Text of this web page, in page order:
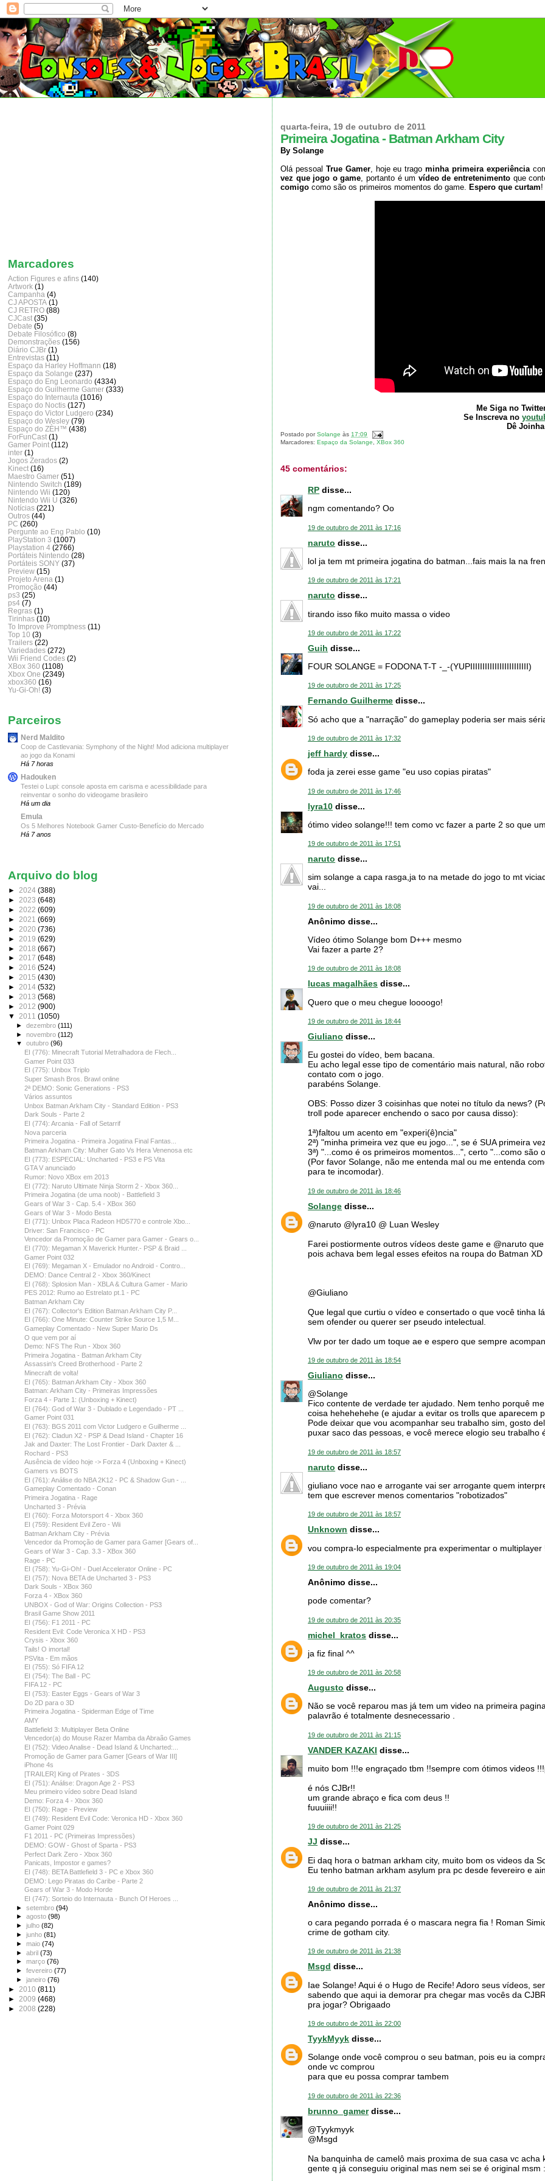
quarta-feira, 19 de outubro de 2011
Primeira Jogatina - Batman Arkham City
By Solange
Olá pessoal True Gamer, hoje eu tragominha primeira experiência
vez que jogo o game, portanto é um vídeo de entretenimento que
comigocomo são os primeiros momentos do game. Espero que curtam!
Me Siga no
Se Inscreva no
Dê
Postado porSolangeàs17:09
Marcadores:Espaço da Solange ,XBox 360
45 comentários:
RP disse...
ngm comentando? Oo
19 de outubro de 2011 às 17:16
naruto disse...
lol ja tem mt primeira jogatina do batman...fais mais la na
19 de outubro de 2011 às 17:21
naruto disse...
tirando isso fiko muito massa o video
19 de outubro de 2011 às 17:22
Guih disse...
FOUR SOLANGE = FODONA T-T -_-(YUPIIIIIIIIIIIIIIIIIIIIIIII)
19 de outubro de 2011 às 17:25
Fernando Guilherme disse...
Só acho que a "narração" do gameplay poderia ser mais
19 de outubro de 2011 às 17:32
jeff hardy disse...
foda ja zerei esse game "eu uso copias piratas"
19 de outubro de 2011 às 17:46
lyra10 disse...
ótimo video solange!!! tem como vc fazer a parte 2 so que
19 de outubro de 2011 às 17:51
naruto disse...
sim solange a capa rasga,ja to na metade do jogo to mt
vai...
19 de outubro de 2011 às 18:08
Anônimo disse...
Vídeo ótimo Solange bom D+++ mesmo
Vai fazer a parte 2?
19 de outubro de 2011 às 18:08
lucas magalhães disse...
Quero que o meu chegue loooogo!
19 de outubro de 2011 às 18:44
Giuliano disse...
Eu gostei do vídeo, bem bacana.
Eu acho legal esse tipo de comentário mais natural, não
contato com o jogo.
parabéns Solange.
OBS: Posso dizer 3 coisinhas que notei no título da news?
troll pode aparecer enchendo o saco por causa disso):
1ª)faltou um acento em "experi(ê)ncia"
2ª) "minha primeira vez que eu jogo...", se é SUA primeira
3ª) "...como é os primeiros momentos...", certo "...como são
(Por favor Solange, não me entenda mal ou me entenda
para te incomodar).
19 de outubro de 2011 às 18:46
Solange disse...
@naruto @lyra10 @ Luan Wesley
Farei postiormente outros vídeos deste game e @naruto
pois achava bem legal esses efeitos na roupa do Batman XD
@Giuliano
Que legal que curtiu o vídeo e consertado o que você tinha
sem ofender ou querer ser pseudo intelectual.
Vlw por ter dado um toque ae e espero que sempre
19 de outubro de 2011 às 18:54
Giuliano disse...
@Solange
Fico contente de verdade ter ajudado. Nem tenho porquê
coisa hehehehehe (e ajudar a evitar os trolls que aparecem
Pode deixar que vou acompanhar seu trabalho sim, gosto
puxar saco das pessoas, e você merece elogio seu
19 de outubro de 2011 às 18:57
naruto disse...
giuliano voce nao e arrogante vai ser arrogante quem
tem que escrever menos comentarios "robotizados"
19 de outubro de 2011 às 18:57
Unknown disse...
vou compra-lo especialmente pra experimentar o multiplayer
19 de outubro de 2011 às 19:04
Anônimo disse...
pode comentar?
19 de outubro de 2011 às 20:35
michel_kratos disse...
ja fiz final ^^
19 de outubro de 2011 às 20:58
Augusto disse...
Não se você reparou mas já tem um video na primeira
palavrão é totalmente desnecessario .
19 de outubro de 2011 às 21:15
VANDER KAZAKI disse...
muito bom !!!e engraçado tbm !!sempre com ótimos videos
é nós CJBr!!
um grande abraço e fica com deus !!
fuuuiiii!!
19 de outubro de 2011 às 21:25
JJ disse...
Ei daq hora o batman arkham city, muito bom os videos da
Eu tenho batman arkham asylum pra pc desde fevereiro e
19 de outubro de 2011 às 21:37
Anônimo disse...
o cara pegando porrada é o mascara negra fia ! Roman
crime de gotham city.
19 de outubro de 2011 às 21:38
Msgd disse...
Iae Solange! Aqui é o Hugo de Recife! Adoro seus vídeos,
sabendo que aqui ia demorar pra chegar mas vocês da
pra jogar? Obrigaado
19 de outubro de 2011 às 22:00
TyykMyyk disse...
Solange onde você comprou o seu batman, pois eu ia
onde vc comprou
para que eu possa comprar tambem
19 de outubro de 2011 às 22:36
brunno_gamerdisse...
@Tyykmyyk
@Msgd
Na banquinha de camelô mais proxima de sua casa vc
gente q já conseguiu original mas nem sei se é original msm
Marcadores
Action Figures e afins (140)
Artwork (1)
Campanha (4)
CJ APOSTA (1)
CJ RETRO (88)
CJCast (35)
Debate (5)
Debate Filosófico (8)
Demonstrações (156)
Diário CJBr (1)
Entrevistas (11)
Espaço da Harley Hoffmann (18)
Espaço da Solange (237)
Espaço do Eng Leonardo (4334)
Espaço do Guilherme Gamer (333)
Espaço do Internauta (1016)
Espaço do Noctis (127)
Espaço do Victor Ludgero (234)
Espaço do Wesley (79)
Espaço do ZÈH™ (438)
ForFunCast (1)
Gamer Point (112)
inter (1)
Jogos Zerados (2)
Kinect (16)
Maestro Gamer (51)
Nintendo Switch (189)
Nintendo Wii (120)
Nintendo Wii U (326)
Notícias (221)
Outros (44)
PC (260)
Pergunte ao Eng Pablo (10)
PlayStation 3 (1007)
Playstation 4 (2766)
Portáteis Nintendo (28)
Portáteis SONY (37)
Preview (15)
Projeto Arena (1)
Promoção (44)
ps3 (25)
ps4 (7)
Regras (1)
Tirinhas (10)
To Improve Promptness (11)
Top 10 (3)
Trailers (22)
Variedades (272)
Wii Friend Codes (2)
XBox 360 (1108)
Xbox One (2349)
xbox360 (16)
Yu-Gi-Oh! (3)
Parceiros
Nerd Maldito
Coop de Castlevania: Symphony of the Night! Mod adiciona multiplayer
ao jogo da Konami
Há 7 horas
Hadouken
Testei o Lupi: console aposta em carisma e acessibilidade para
reinventar o sonho do videogame brasileiro
Há um dia
Emula
Os 5 Melhores Notebook Gamer Custo-Benefício do Mercado
Há 7 anos
Arquivo do blog
► 2024 (388)
► 2023 (648)
► 2022 (609)
► 2021 (669)
► 2020 (736)
► 2019 (629)
► 2018 (667)
► 2017 (648)
► 2016 (524)
► 2015 (430)
► 2014 (532)
► 2013 (568)
► 2012 (900)
▼ 2011 (1050)
►dezembro(111)
►novembro(112)
▼outubro(96)
EI (776): Minecraft Tutorial Metralhadora de Flech...
Gamer Point 033
EI (775): Unbox Triplo
Super Smash Bros. Brawl online
2ª DEMO: Sonic Generations - PS3
Vários assuntos
Unbox Batman Arkham City - Standard Edition - PS3
Dark Souls - Parte 2
EI (774): Arcania - Fall of Setarrif
Nova parceria
Primeira Jogatina - Primeira Jogatina Final Fantas...
Batman Arkham City: Mulher Gato Vs Hera Venenosa etc
EI (773): ESPECIAL: Uncharted - PS3 e PS Vita
GTA V anunciado
Rumor: Novo XBox em 2013
EI (772): Naruto Ultimate Ninja Storm 2 - Xbox 360...
Primeira Jogatina (de uma noob) - Battlefield 3
Gears of War 3 - Cap. 5.4 - XBox 360
Gears of War 3 - Modo Besta
EI (771): Unbox Placa Radeon HD5770 e controle Xbo...
Driver: San Francisco - PC
Vencedor da Promoção de Gamer para Gamer - Gears o...
EI (770): Megaman X Maverick Hunter.- PSP & Braid ...
Gamer Point 032
EI (769): Megaman X - Emulador no Android - Contro...
DEMO: Dance Central 2 - Xbox 360/Kinect
EI (768): Splosion Man - XBLA & Cultura Gamer - Mario
PES 2012: Rumo ao Estrelato pt.1 - PC
Batman Arkham City
EI (767): Collector's Edition Batman Arkham City P...
EI (766): One Minute: Counter Strike Source 1,5 M...
Gameplay Comentado - New Super Mario Ds
O que vem por aí
Demo: NFS The Run - Xbox 360
Primeira Jogatina - Batman Arkham City
Assassin's Creed Brotherhood - Parte 2
Minecraft de volta!
EI (765): Batman Arkham City - Xbox 360
Batman: Arkham City - Primeiras Impressões
Forza 4 - Parte 1: (Unboxing + Kinect)
EI (764): God of War 3 - Dublado e Legendado - PT ...
Gamer Point 031
EI (763): BGS 2011 com Victor Ludgero e Guilherme ...
EI (762): Cladun X2 - PSP & Dead Island - Chapter 16
Jak and Daxter: The Lost Frontier - Dark Daxter & ...
Rochard - PS3
Ausência de vídeo hoje -> Forza 4 (Unboxing + Kinect)
Gamers vs BOTS
EI (761): Análise do NBA 2K12 - PC & Shadow Gun - ...
Gameplay Comentado - Conan
Primeira Jogatina - Rage
Uncharted 3 - Prévia
EI (760): Forza Motorsport 4 - Xbox 360
EI (759): Resident Evil Zero - Wii
Batman Arkham City - Prévia
Vencedor da Promoção de Gamer para Gamer [Gears of...
Gears of War 3 - Cap. 3.3 - XBox 360
Rage - PC
EI (758): Yu-Gi-Oh! - Duel Accelerator Online - PC
EI (757): Nova BETA de Uncharted 3 - PS3
Dark Souls - XBox 360
Forza 4 - XBox 360
UNBOX - God of War: Origins Collection - PS3
Brasil Game Show 2011
EI (756): F1 2011 - PC
Resident Evil: Code Veronica X HD - PS3
Crysis - Xbox 360
Tails! O imortal!
PSVita - Em mãos
EI (755): Só FIFA 12
EI (754): The Ball - PC
FIFA 12 - PC
EI (753): Easter Eggs - Gears of War 3
Do 2D para o 3D
Primeira Jogatina - Spiderman Edge of Time
AMY
Battlefield 3: Multiplayer Beta Online
Vencedor(a) do Mouse Razer Mamba da Abraão Games
EI (752): Video Analise - Dead Island & Uncharted:...
Promoção de Gamer para Gamer [Gears of War III]
iPhone 4s
[TRAILER] King of Pirates - 3DS
EI (751): Análise: Dragon Age 2 - PS3
Meu primeiro vídeo sobre Dead Island
Demo: Forza 4 - Xbox 360
EI (750): Rage - Preview
EI (749): Resident Evil Code: Veronica HD - Xbox 360
Gamer Point 029
F1 2011 - PC (Primeiras Impressões)
DEMO: GOW - Ghost of Sparta - PS3
Perfect Dark Zero - Xbox 360
Panicats, Impostor e games?
EI (748): BETA Battlefield 3 - PC e Xbox 360
DEMO: Lego Piratas do Caribe - Parte 2
Gears of War 3 - Modo Horde
EI (747): Sorteio do Internauta - Bunch Of Heroes ...
►setembro(94)
►agosto(98)
►julho(82)
►junho(81)
►maio(74)
►abril(73)
►março(76)
►fevereiro(77)
►janeiro(76)
► 2010 (811)
► 2009 (468)
► 2008 (228)